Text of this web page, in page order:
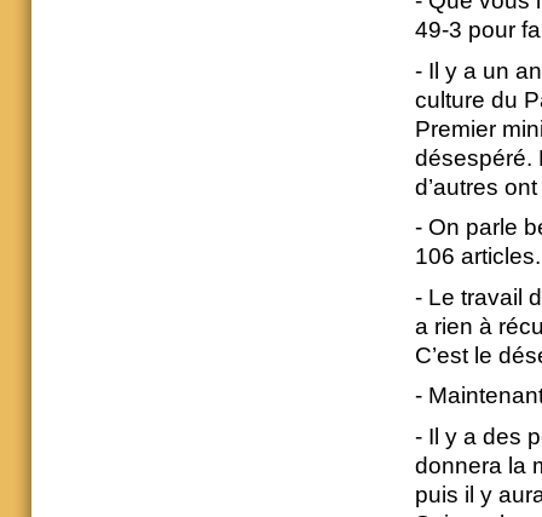
49-3 pour
- Il y a un
culture du
Premier
désespéré.
d’autres
- On parle
106
- Le travail
a rien à
C’est le
-
- Il y a des
donnera la
puis il y